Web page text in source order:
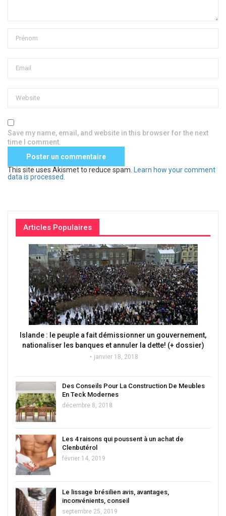
Save my name, email, and website in this browser for the next
time I comment.
This site uses Akismet to reduce spam.
Learn how your comment
data is processed
Articles Populaires
Islande : le peuple a fait démissionner un gouvernement,
nationaliser les banques et annuler la dette! (+ dossier)
janvier 18, 2018
Des Conseils Pour La Construction De Meubles
En Teck Modernes
décembre 8, 2018
Les 4 raisons qui poussent à un achat de
Clenbutérol
février 14, 2019
Le lissage brésilien avis, avantages,
inconvénients, conseil
septembre 25, 2019